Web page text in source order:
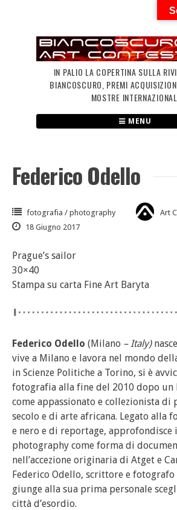
IN PALIO LA COPERTINA SULLA
BIANCOSCURO, PREMI
MOSTRE
MENU
Federico Odello
fotografia / photography
Art
18 Giugno 2017
Prague’s sailor
30×40
Stampa su carta Fine Art Baryta
Federico Odello (Milano – Italy)
vive a Milano e lavora nel mondo
in Scienze Politiche a Torino, si è
fotografia alla fine del 2010 dopo un
come appassionato e collezionista di
secolo e di arte africana. Legato alla
e nero e di reportage, approfondisce
photography come forma di
nell’accezione originaria di Atget e
Federico Odello, scrittore e fotografo
giunge alla sua prima personale
città d’esordio.